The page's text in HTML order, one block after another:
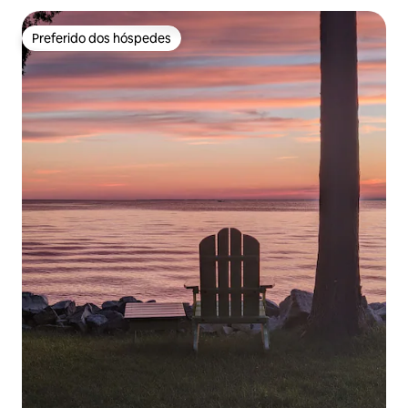
Preferido dos hóspedes
Preferido dos hóspedes